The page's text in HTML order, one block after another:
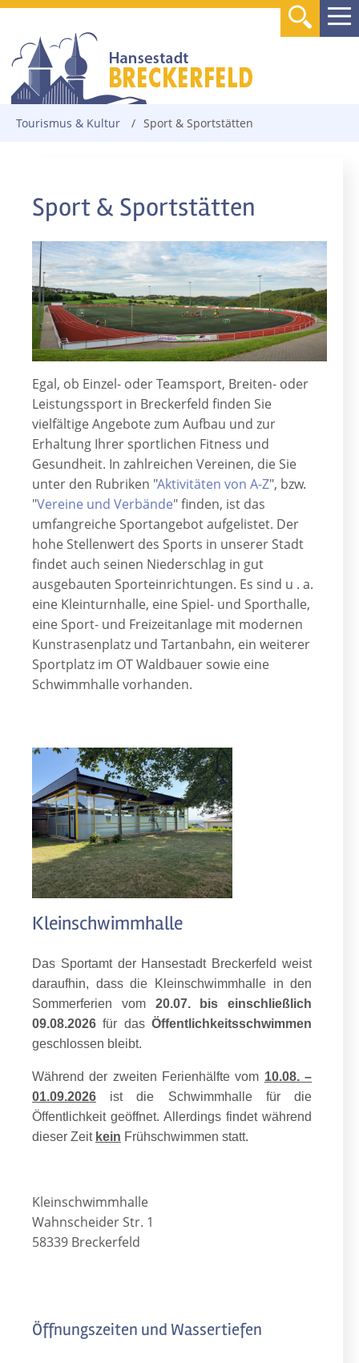
Tourismus & Kultur / Sport & Sportstätten
Sport & Sportstätten
Egal, ob Einzel- oder Teamsport, Breiten- oder
Leistungssport in Breckerfeld finden Sie
vielfältige Angebote zum Aufbau und zur
Erhaltung Ihrer sportlichen Fitness und
Gesundheit. In zahlreichen Vereinen, die Sie
unter den Rubriken "Aktivitäten von A-Z", bzw.
"Vereine und Verbände"finden, ist das
umfangreiche Sportangebot aufgelistet. Der
hohe Stellenwert des Sports in unserer Stadt
findet auch seinen Niederschlag in gut
ausgebauten Sporteinrichtungen. Es sind u . a.
eine Kleinturnhalle, eine Spiel- und Sporthalle,
eine Sport- und Freizeitanlage mit modernen
Kunstrasenplatz und Tartanbahn, ein weiterer
Sportplatz im OT Waldbauer sowie eine
Schwimmhalle vorhanden.
Kleinschwimmhalle
Das Sportamt der Hansestadt Breckerfeld weist
daraufhin, dass die Kleinschwimmhalle in den
Sommerferien vom 20.07. bis einschließlich
09.08.2026für dasÖffentlichkeitsschwimmen
geschlossen bleibt.
Während der zweiten Ferienhälfte vom 10.08. –
01.09.2026 ist die Schwimmhalle für die
Öffentlichkeit geöffnet. Allerdings findet während
dieser Zeit kein Frühschwimmen statt.
Kleinschwimmhalle
Wahnscheider Str. 1
58339 Breckerfeld
Öffnungszeiten und Wassertiefen